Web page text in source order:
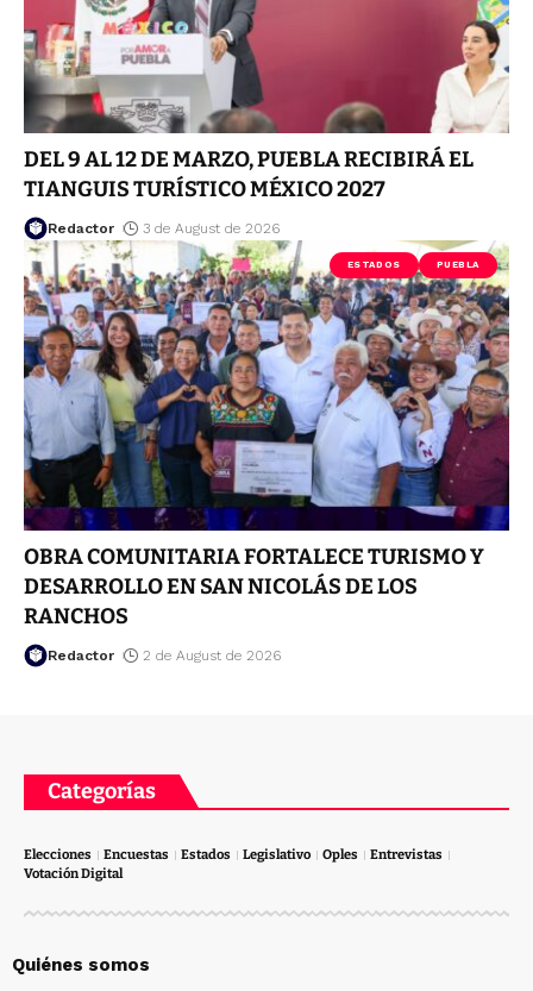
DEL 9 AL 12 DE MARZO, PUEBLA RECIBIRÁ EL
TIANGUIS TURÍSTICO MÉXICO 2027
Redactor 3 de August de 2026
ESTADOS PUEBLA
OBRA COMUNITARIA FORTALECE TURISMO Y
DESARROLLO EN SAN NICOLÁS DE LOS
RANCHOS
Redactor 2 de August de 2026
Categorías
Elecciones Encuestas Estados Legislativo Oples
Entrevistas
Votación Digital
Quiénes somos